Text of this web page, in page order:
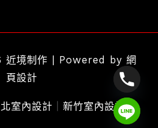
境制作 | Powered by 網
頁設計
室內設計 新竹室內設計